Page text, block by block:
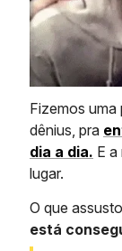
Fizemos
dênius, pra
dia a dia. E
lugar.
O que
está